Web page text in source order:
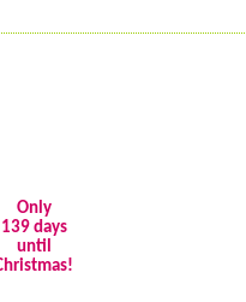
Only
139 days
until